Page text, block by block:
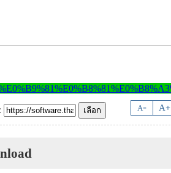
A- A+